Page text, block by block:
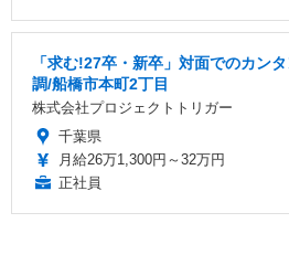
「求む!27卒・新卒」対面でのカン
調/船橋市本町2丁目
株式会社プロジェクトトリガー
千葉県
月給26万1,300円～32万円
正社員